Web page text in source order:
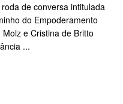
de conversa intitulada
do Empoderamento
e Cristina de Britto
...